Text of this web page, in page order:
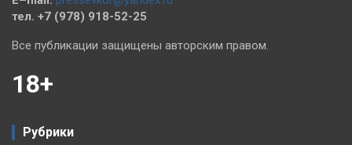
тел. +7 (978) 918-52-25
Все публикации защищены авторским правом.
18+
Рубрики